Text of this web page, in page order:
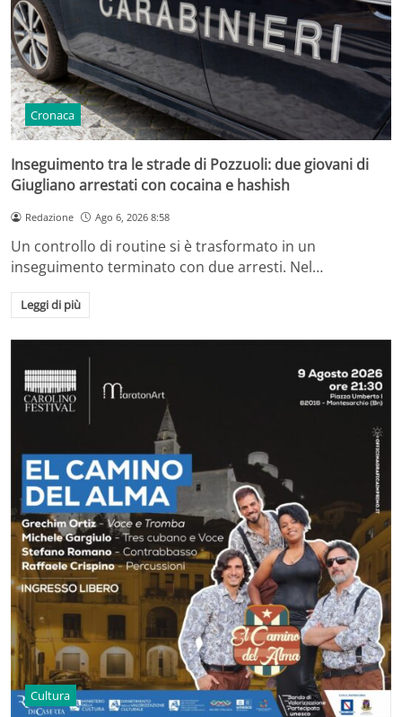
Cronaca
Inseguimento tra le strade di Pozzuoli: due giovani di
Giugliano arrestati con cocaina e hashish
Redazione Ago 6, 2026 8:58
Un controllo di routine si è trasformato in un
inseguimento terminato con due arresti. Nel…
Leggi di più
Cultura